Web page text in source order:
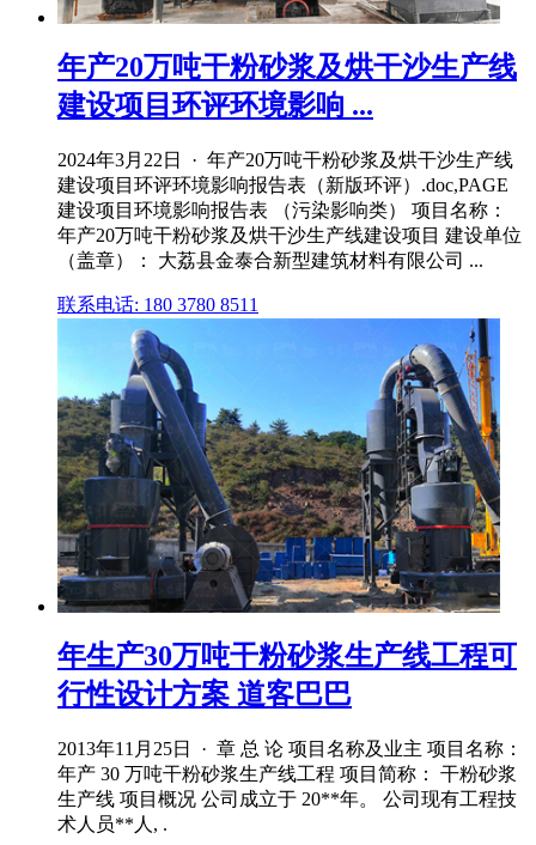
年产20万吨干粉砂浆及烘干沙生产线
建设项目环评环境影响 ...
2024年3月22日 · 年产20万吨干粉砂浆及烘干沙生产线
建设项目环评环境影响报告表（新版环评）.doc,PAGE
建设项目环境影响报告表 （污染影响类） 项目名称：
年产20万吨干粉砂浆及烘干沙生产线建设项目 建设单位
（盖章）： 大荔县金泰合新型建筑材料有限公司 ...
联系电话: 180 3780 8511
年生产30万吨干粉砂浆生产线工程可
行性设计方案 道客巴巴
2013年11月25日 · 章 总 论 项目名称及业主 项目名称：
年产 30 万吨干粉砂浆生产线工程 项目简称： 干粉砂浆
生产线 项目概况 公司成立于 20**年。 公司现有工程技
术人员**人, .